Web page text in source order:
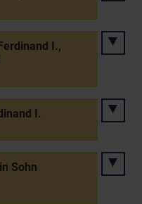
I.,
I.
Sohn